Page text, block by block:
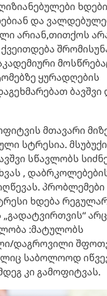
და
არიან,თითქოს
ყურადღების
ბავშვი
მთავარი
სტრესია.
სწავლობს
,
პრობლემები
ხდება
„გადატვირთვის“
:მატულობს
დაგროვილი
საბოლოოდ
კი გამოფიტვას.